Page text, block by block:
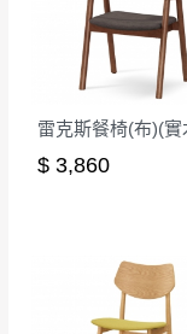
支付。
因大型傢俱
商品，無法
寶貴時間。
如遇自然災害
百貨公司配
至百貨公司
遇百貨周年
期，商品
環境不
件短缺
行吸收(
會進行維
如欲放
有商品一
$ 3,860